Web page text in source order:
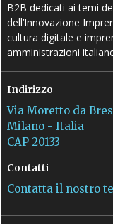
B2B dedicati ai temi
dell’Innovazione
cultura digitale e
amministrazioni
Indirizzo
Via Moretto da
Milano - Italia
CAP 20133
Contatti
Contatta il nostro